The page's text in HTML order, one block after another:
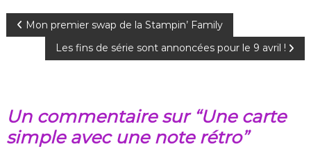
N
i
g
Mon premier swap de la Stampin’ Family
Les fins de série sont annoncées pour le 9 avril !
Un commentaire sur “Une carte
simple avec une note rétro”